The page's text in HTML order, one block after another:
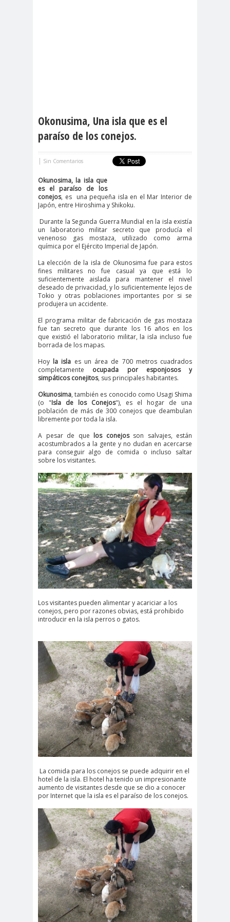
Okonusima, Una isla que es el
paraíso de los conejos.
| Sin Comentarios
Okunosima, la isla que
es el paraíso de los
conejos, es una pequeña isla en el Mar Interior de
Japón, entre Hiroshima y Shikoku.
Durante la Segunda Guerra Mundial en la isla existía
un laboratorio militar secreto que producía el
venenoso gas mostaza, utilizado como arma
química por el Ejército Imperial de Japón.
La elección de la isla de Okunosima fue para estos
fines militares no fue casual ya que está lo
suficientemente aislada para mantener el nivel
deseado de privacidad, y lo suficientemente lejos de
Tokio y otras poblaciones importantes por si se
produjera un accidente.
El programa militar de fabricación de gas mostaza
fue tan secreto que durante los 16 años en los
que existió el laboratorio militar, la isla incluso fue
borrada de los mapas.
Hoy la isla es un área de 700 metros cuadrados
completamente ocupada por esponjosos y
simpáticos conejitos, sus principales habitantes.
Okunosima, también es conocido como Usagi Shima
(o "Isla de los Conejos"), es el hogar de una
población de más de 300 conejos que deambulan
libremente por toda la isla.
A pesar de que los conejosson salvajes, están
acostumbrados a la gente y no dudan en acercarse
para conseguir algo de comida o incluso saltar
sobre los visitantes.
Los visitantes pueden alimentar y acariciar a los
conejos, pero por razones obvias, está prohibido
introducir en la isla perros o gatos.
La comida para los conejos se puede adquirir en el
hotel de la isla. El hotel ha tenido un impresionante
aumento de visitantes desde que se dio a conocer
por Internet que la isla es el paraíso de los conejos.